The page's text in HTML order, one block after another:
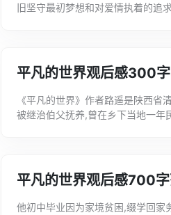
旧坚守最初梦想和对爱情执着的追
平凡的世界观后感300
《平凡的世界》作者路遥是陕西省
被继治伯父抚养,曾在乡下当地一年
平凡的世界观后感700
他初中毕业因为家境贫困,缀学回家